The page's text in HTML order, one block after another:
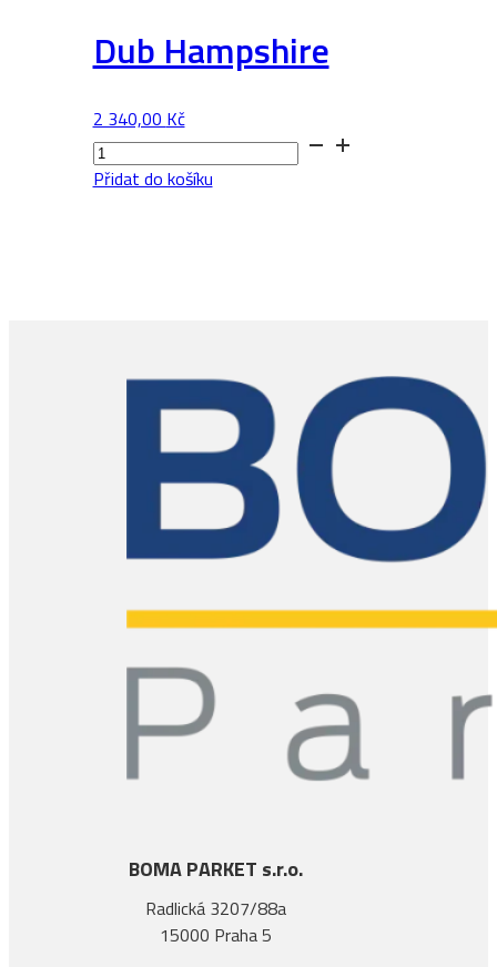
Dub Hampshire
2 340,00 Kč
Dub
Hampshire
Přidat do košíku
BOMA PARKET s.r.o.
Radlická 3207/88a
15000 Praha 5